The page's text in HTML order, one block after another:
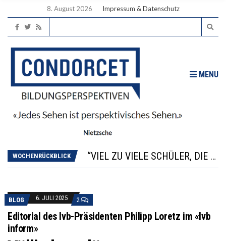
8. August 2026 Impressum & Datenschutz
MENU
WOCHENRÜCKBLICK
DIE GANZE HILFLOSIGKEIT DES BILDUNGSBÜRGERTUMS
WORAUS WÄCHST, WAS KINDER TRÄGT
BLOG 6. JULI 2025 2
Editorial des lvb-Präsidenten Philipp Loretz im «lvb
inform»